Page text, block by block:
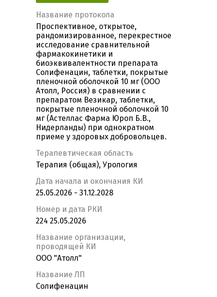
Название протокола
Проспективное, открытое,
рандомизированное, перекрестное
исследование сравнительной
фармакокинетики и
биоэквивалентности препарата
Солифенацин, таблетки, покрытые
пленочной оболочкой 10 мг (ООО
Атолл, Россия) в сравнении с
препаратом Везикар, таблетки,
покрытые пленочной оболочкой 10
мг (Астеллас Фарма Юроп Б.В.,
Нидерланды) при однократном
приеме у здоровых добровольцев.
Терапевтическая область
Терапия (общая), Урология
Дата начала и окончания КИ
25.05.2026 - 31.12.2028
Номер и дата РКИ
224 25.05.2026
Название организации,
проводящей КИ
ООО "Атолл"
Название ЛП
Солифенацин